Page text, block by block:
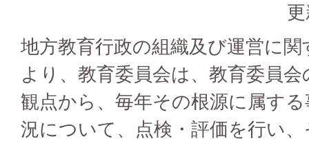
地方教育行政の組織及び運営に
より、教育委員会は、教育委員
観点から、毎年その根源に属す
況について、点検・評価を行い